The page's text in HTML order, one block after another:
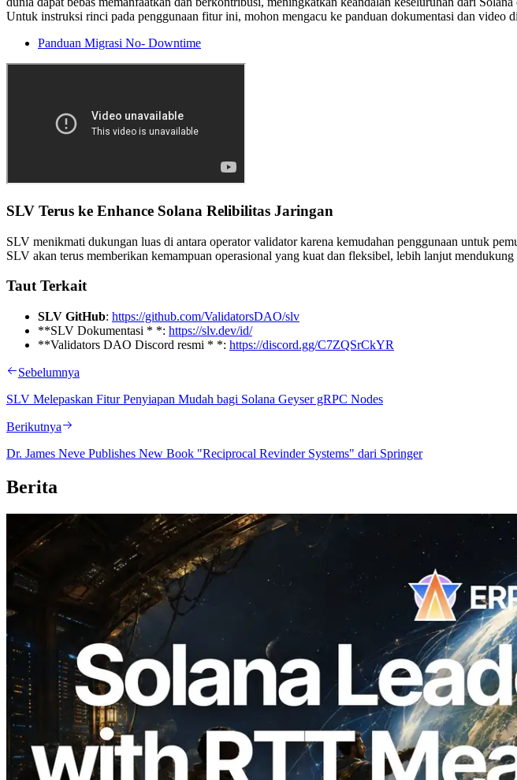
Untuk instruksi rinci pada penggunaan fitur ini, mohon mengacu ke panduan dokumentasi dan video
Panduan Migrasi No- Downtime
SLV Terus ke Enhance Solana Relibilitas Jaringan
SLV menikmati dukungan luas di antara operator validator karena kemudahan penggunaan untuk
SLV akan terus memberikan kemampuan operasional yang kuat dan fleksibel, lebih lanjut mendukung
Taut Terkait
SLV GitHub: https://github.com/ValidatorsDAO/slv
**SLV Dokumentasi * *: https://slv.dev/id/
**Validators DAO Discord resmi * *: https://discord.gg/C7ZQSrCkYR
Sebelumnya
SLV Melepaskan Fitur Penyiapan Mudah bagi Solana Geyser gRPC Nodes
Berikutnya
Dr. James Neve Publishes New Book "Reciprocal Revinder Systems" dari Springer
Berita